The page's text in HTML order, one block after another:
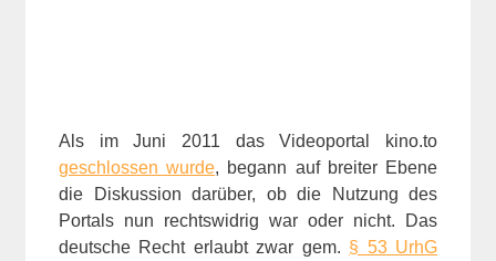
Als im Juni 2011 das Videoportal kino.to
geschlossen wurde, begann auf breiter Ebene
die Diskussion darüber, ob die Nutzung des
Portals nun rechtswidrig war oder nicht. Das
deutsche Recht erlaubt zwar gem. § 53 UrhG